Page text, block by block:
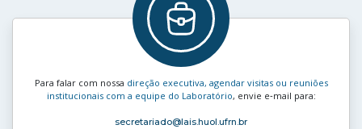
Para falar com nossa direção executiva, agendar visitas ou reuniões
institucionais com a equipe do Laboratório, envie e‑mail para:
secretariado@lais.huol.ufrn.br